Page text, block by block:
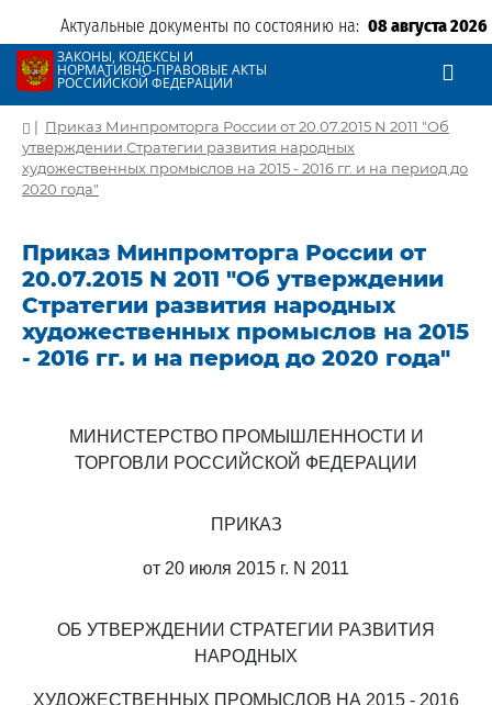
Актуальные документы по состоянию на: 08 августа 2026
ЗАКОНЫ, КОДЕКСЫ И
НОРМАТИВНО-ПРАВОВЫЕ АКТЫ
РОССИЙСКОЙ ФЕДЕРАЦИИ
| Приказ Минпромторга России от 20.07.2015 N 2011 "Об
утверждении Стратегии развития народных
художественных промыслов на 2015 - 2016 гг. и на период до
2020 года"
Приказ Минпромторга России от
20.07.2015 N 2011 "Об утверждении
Стратегии развития народных
художественных промыслов на 2015
- 2016 гг. и на период до 2020 года"
МИНИСТЕРСТВО ПРОМЫШЛЕННОСТИ И
ТОРГОВЛИ РОССИЙСКОЙ ФЕДЕРАЦИИ
ПРИКАЗ
от 20 июля 2015 г. N 2011
ОБ УТВЕРЖДЕНИИ СТРАТЕГИИ РАЗВИТИЯ
НАРОДНЫХ
ХУДОЖЕСТВЕННЫХ ПРОМЫСЛОВ НА 2015 - 2016